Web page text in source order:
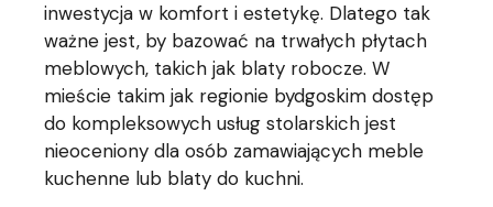
inwestycja w komfort i estetykę. Dlatego tak
ważne jest, by bazować na trwałych płytach
meblowych, takich jak blaty robocze. W
mieście takim jak regionie bydgoskim dostęp
do kompleksowych usług stolarskich jest
nieoceniony dla osób zamawiających meble
kuchenne lub blaty do kuchni.